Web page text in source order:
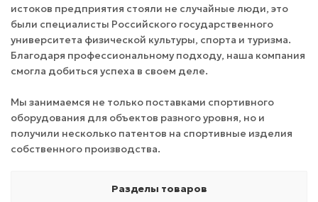
истоков предприятия стояли не случайные люди, это
были специалисты Российского государственного
университета физической культуры, спорта и туризма.
Благодаря профессиональному подходу, наша компания
смогла добиться успеха в своем деле.
Мы занимаемся не только поставками спортивного
оборудования для объектов разного уровня, но и
получили несколько патентов на спортивные изделия
собственного производства.
Разделы товаров